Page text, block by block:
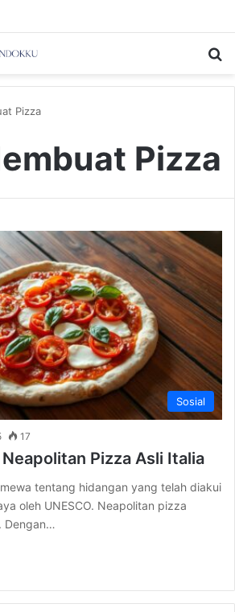
Pizza
Pizza
Sosial
17
Pizza Asli Italia
tentang hidangan yang telah diakui
oleh UNESCO. Neapolitan pizza
Dengan…